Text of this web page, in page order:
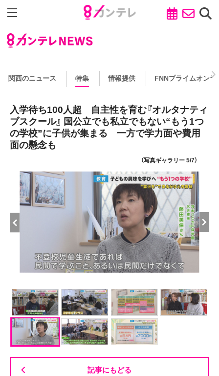
関西のニュース 特集 情報提供 FNNプライムオンラ
入学待ち100人超 自主性を育む『オルタナティ
ブスクール』 国公立でも私立でもない“もう1つ
の学校”に子供が集まる 一方で学力面や費用
面の懸念も
（写真ギャラリー 5/7）
記事にもどる